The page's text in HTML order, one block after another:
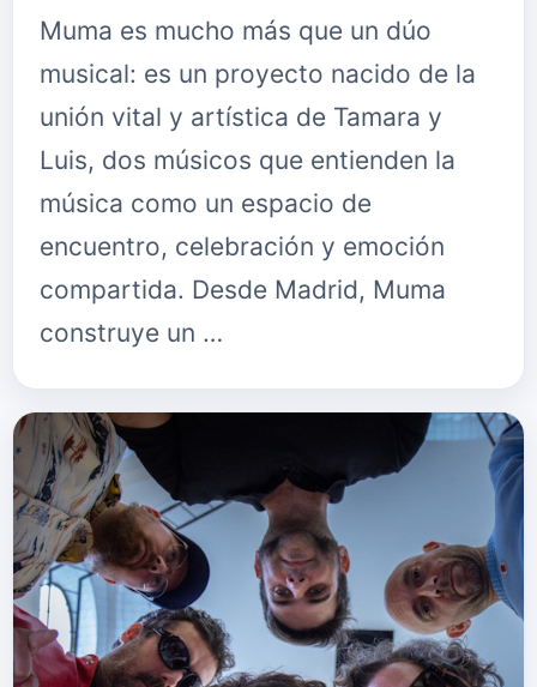
Muma es mucho más que un dúo
musical: es un proyecto nacido de la
unión vital y artística de Tamara y
Luis, dos músicos que entienden la
música como un espacio de
encuentro, celebración y emoción
compartida. Desde Madrid, Muma
construye un …